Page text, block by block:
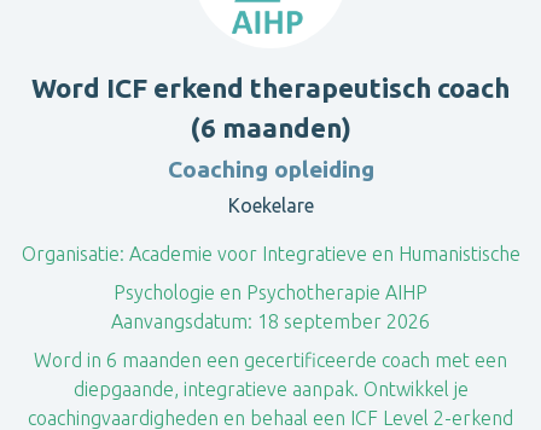
Word ICF erkend therapeutisch coach
(6 maanden)
Coaching opleiding
Koekelare
Organisatie: Academie voor Integratieve en Humanistische
Psychologie en Psychotherapie AIHP
Aanvangsdatum: 18 september 2026
Word in 6 maanden een gecertificeerde coach met een
diepgaande, integratieve aanpak. Ontwikkel je
coachingvaardigheden en behaal een ICF Level 2-erkend